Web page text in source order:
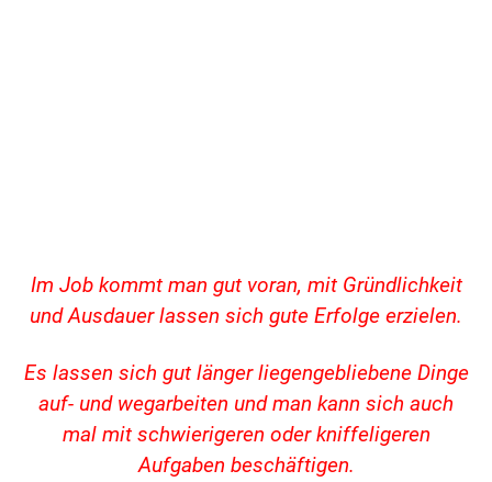
Im Job kommt man gut voran, mit Gründlichkeit
und Ausdauer lassen sich gute Erfolge erzielen.
Es lassen sich gut länger liegengebliebene Dinge
auf- und wegarbeiten und man kann sich auch
mal mit schwierigeren oder kniffeligeren
Aufgaben beschäftigen.